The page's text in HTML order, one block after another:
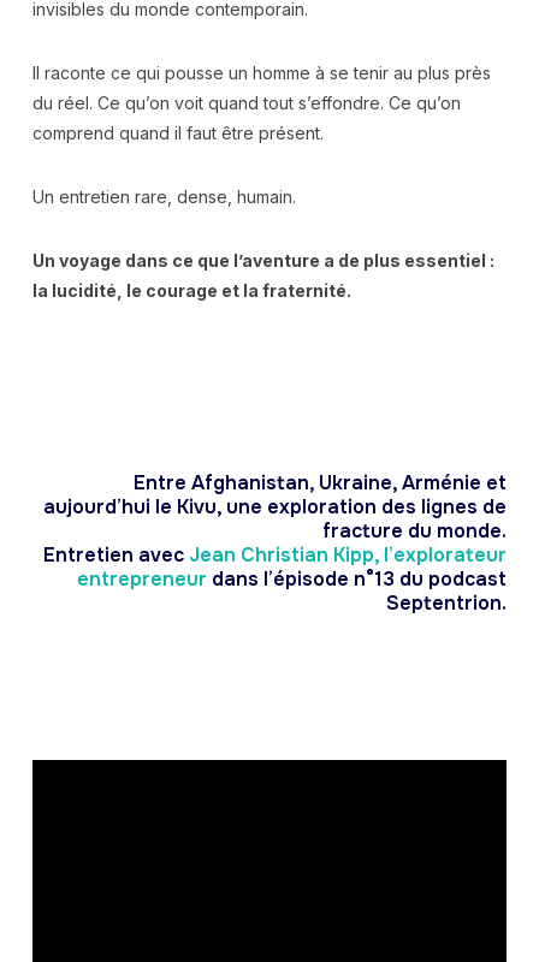
invisibles du monde contemporain.
Il raconte ce qui pousse un homme à se tenir au plus près
du réel. Ce qu’on voit quand tout s’effondre. Ce qu’on
comprend quand il faut être présent.
Un entretien rare, dense, humain.
Un voyage dans ce que l’aventure a de plus essentiel :
la lucidité, le courage et la fraternité.
Entre Afghanistan, Ukraine, Arménie et
aujourd’hui le Kivu, une exploration des lignes de
fracture du monde.
Entretien avec Jean Christian Kipp, l’explorateur
entrepreneur dans l’épisode n°13 du podcast
Septentrion.